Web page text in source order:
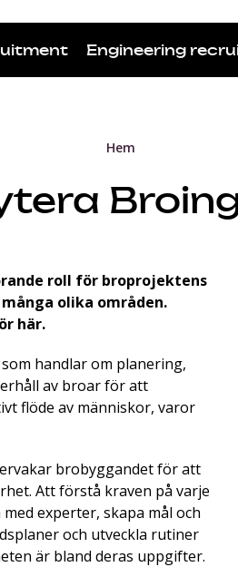
Engineering
Hem
roll för broprojektens
olika områden.
här.
handlar om planering,
av broar för att
flöde av människor, varor
brobyggandet för att
Att förstå kraven på varje
experter, skapa mål och
och utveckla rutiner
är bland deras uppgifter.